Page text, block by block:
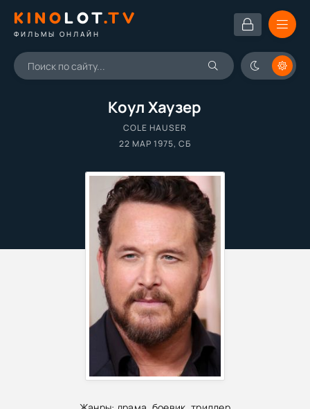
KINOLOT.TV
ФИЛЬМЫ ОНЛАЙН
Коул Хаузер
COLE HAUSER
22 МАР 1975, СБ